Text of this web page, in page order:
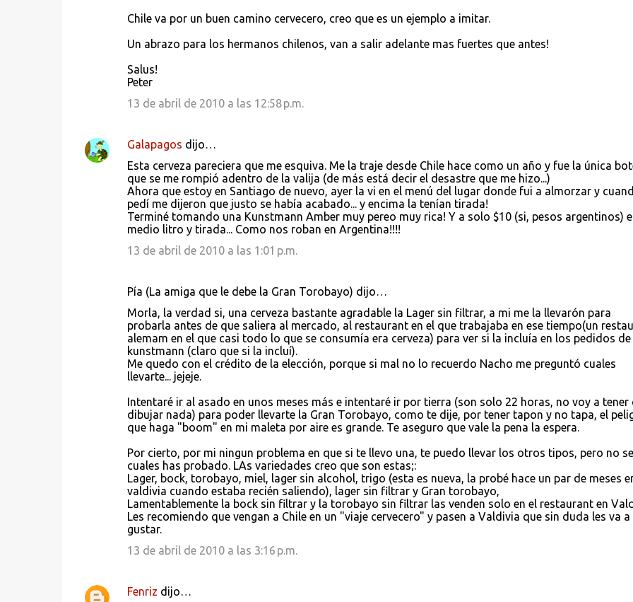
o
Chile va por un buen camino cervecero, creo que es un ejemplo a imitar.
Un abrazo para los hermanos chilenos, van a salir adelante mas fuertes que antes!
Salus!
Peter
13 de abril de 2010 a las 12:58 p.m.
Galapagos dijo…
Esta cerveza pareciera que me esquiva. Me la traje desde Chile hace como un año y fue la única
que se me rompió adentro de la valija (de más está decir el desastre que me hizo...)
Ahora que estoy en Santiago de nuevo, ayer la vi en el menú del lugar donde fui a almorzar y
pedí me dijeron que justo se había acabado... y encima la tenían tirada!
Terminé tomando una Kunstmann Amber muy pereo muy rica! Y a solo $10 (si, pesos argentinos)
medio litro y tirada... Como nos roban en Argentina!!!!
13 de abril de 2010 a las 1:01 p.m.
Pía (La amiga que le debe la Gran Torobayo) dijo…
Morla, la verdad si, una cerveza bastante agradable la Lager sin filtrar, a mi me la llevarón para
probarla antes de que saliera al mercado, al restaurant en el que trabajaba en ese tiempo(un
alemam en el que casi todo lo que se consumía era cerveza) para ver si la incluía en los pedidos de
kunstmann (claro que si la incluí).
Me quedo con el crédito de la elección, porque si mal no lo recuerdo Nacho me preguntó cuales
llevarte... jejeje.
Intentaré ir al asado en unos meses más e intentaré ir por tierra (son solo 22 horas, no voy a tener
dibujar nada) para poder llevarte la Gran Torobayo, como te dije, por tener tapon y no tapa, el
que haga "boom" en mi maleta por aire es grande. Te aseguro que vale la pena la espera.
Por cierto, por mi ningun problema en que si te llevo una, te puedo llevar los otros tipos, pero no se
cuales has probado. LAs variedades creo que son estas;:
Lager, bock, torobayo, miel, lager sin alcohol, trigo (esta es nueva, la probé hace un par de meses
valdivia cuando estaba recién saliendo), lager sin filtrar y Gran torobayo,
Lamentablemente la bock sin filtrar y la torobayo sin filtrar las venden solo en el restaurant en
Les recomiendo que vengan a Chile en un "viaje cervecero" y pasen a Valdivia que sin duda les va a
gustar.
13 de abril de 2010 a las 3:16 p.m.
Fenriz dijo…